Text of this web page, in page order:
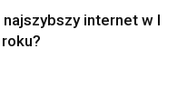
najszybszy internet w I